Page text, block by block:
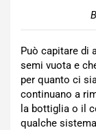
Può capitare di
semi vuota e
per quanto ci
continuano a
la bottiglia o il
qualche